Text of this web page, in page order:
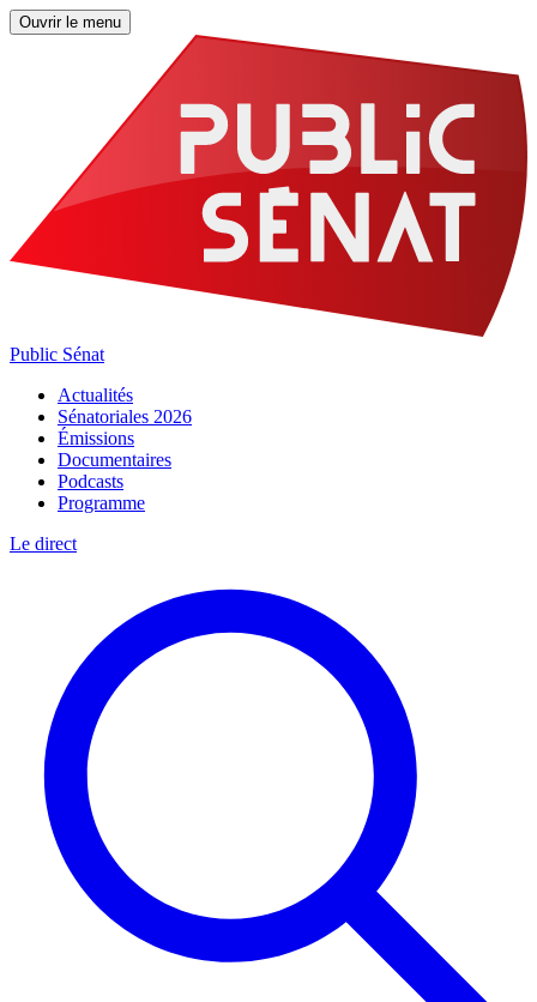
Ouvrir le menu
Public Sénat
Actualités
Sénatoriales 2026
Émissions
Documentaires
Podcasts
Programme
Le direct